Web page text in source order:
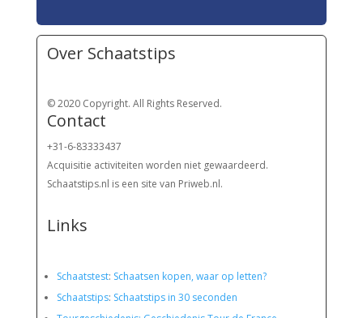
Over Schaatstips
© 2020 Copyright. All Rights Reserved.
Contact
+31-6-83333437
Acquisitie activiteiten worden niet gewaardeerd.
Schaatstips.nl is een site van Priweb.nl.
Links
Schaatstest: Schaatsen kopen, waar op letten?
Schaatstips: Schaatstips in 30 seconden